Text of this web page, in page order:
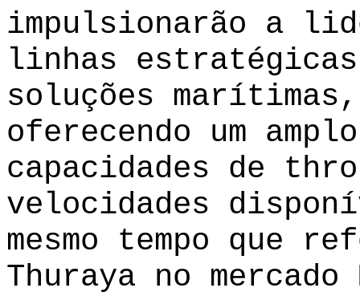
impulsionarão a
linhas estratégicas
soluções
oferecendo um
capacidades de
velocidades
mesmo tempo que
Thuraya no mercado